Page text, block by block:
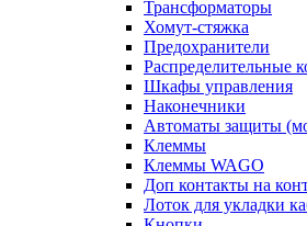
Трансформаторы
Хомут-стяжка
Предохранители
Распределительные
Шкафы управления
Наконечники
Автоматы защиты
Клеммы
Клеммы WAGO
Доп контакты на
Лоток для укладки